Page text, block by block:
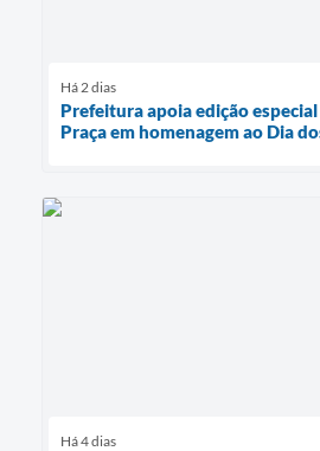
Há 2 dias
Prefeitura apoia edição
Praça em homenagem ao Dia
Há 4 dias